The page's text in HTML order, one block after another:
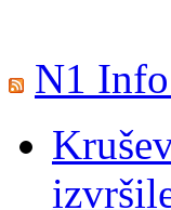
N1